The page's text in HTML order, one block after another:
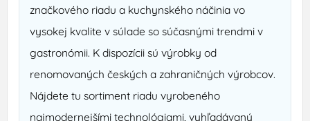
značkového riadu a kuchynského náčinia vo
vysokej kvalite v súlade so súčasnými trendmi v
gastronómii. K dispozícii sú výrobky od
renomovaných českých a zahraničných výrobcov.
Nájdete tu sortiment riadu vyrobeného
najmodernejšími technológiami, vyhľadávaný